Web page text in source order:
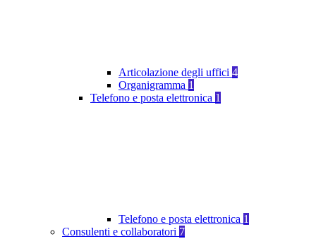
Articolazione degli uffici 4
Organigramma 1
Telefono e posta elettronica 1
Telefono e posta elettronica 1
Consulenti e collaboratori 7